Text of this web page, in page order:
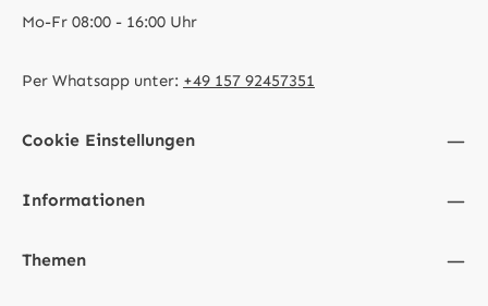
Mo-Fr 08:00 - 16:00 Uhr
Per Whatsapp unter: +49 157 92457351
Cookie Einstellungen
Informationen
Themen